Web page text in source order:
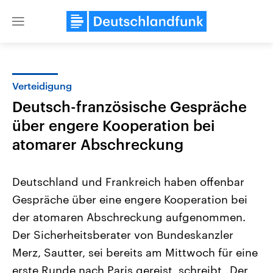
Close
Landtagswahl Sachsen-Anhalt
2026
Alle Informationen
Sachsen-Anhalt wählt am 6.
September 2026 einen neuen
Landtag. Seit 2021 wird das
Bundesland von einer Koalition aus
USA
Aktuelle Beiträge,
Hintergründe
Wirtschaftlich und
gehören die Vereinigten
mit großem Einfluss auf
Verteidigung
Deutsch-französische Gespräche
über engere Kooperation bei
atomarer Abschreckung
Deutschland und Frankreich haben offenbar
Gespräche über eine engere Kooperation bei
der atomaren Abschreckung aufgenommen.
Der Sicherheitsberater von Bundeskanzler
Merz, Sautter, sei bereits am Mittwoch für eine
erste Runde nach Paris gereist, schreibt „Der